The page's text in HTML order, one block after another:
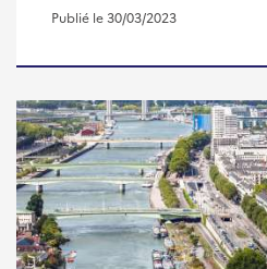
Publié le 30/03/2023